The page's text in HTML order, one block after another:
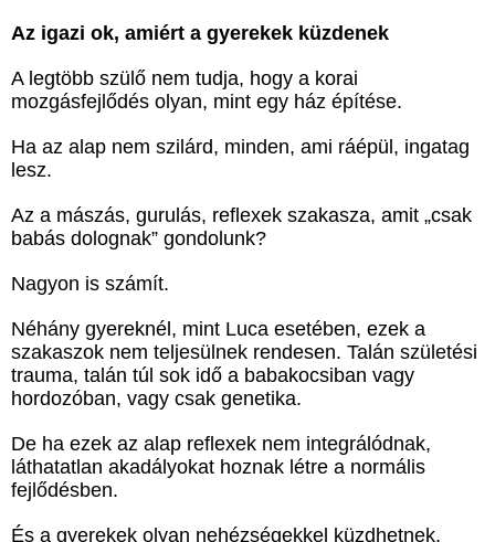
Az igazi ok, amiért a gyerekek küzdenek
A legtöbb szülő nem tudja, hogy a korai
mozgásfejlődés olyan, mint egy ház építése.
Ha az alap nem szilárd, minden, ami ráépül, ingatag
lesz.
Az a mászás, gurulás, reflexek szakasza, amit „csak
babás dolognak” gondolunk?
Nagyon is számít.
Néhány gyereknél, mint Luca esetében, ezek a
szakaszok nem teljesülnek rendesen. Talán születési
trauma, talán túl sok idő a babakocsiban vagy
hordozóban, vagy csak genetika.
De ha ezek az alap reflexek nem integrálódnak,
láthatatlan akadályokat hoznak létre a normális
fejlődésben.
És a gyerekek olyan nehézségekkel küzdhetnek,